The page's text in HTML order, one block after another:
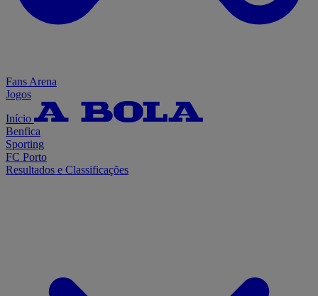
Fans Arena
Jogos
Início
Benfica
Sporting
FC Porto
Resultados e Classificações